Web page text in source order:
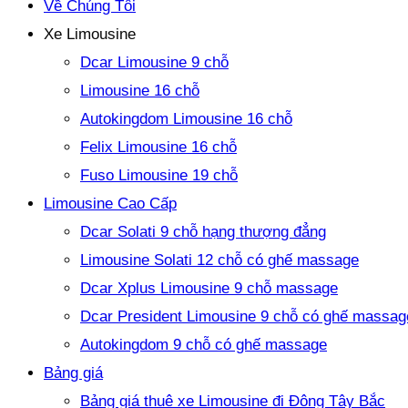
Về Chúng Tôi
Xe Limousine
Dcar Limousine 9 chỗ
Limousine 16 chỗ
Autokingdom Limousine 16 chỗ
Felix Limousine 16 chỗ
Fuso Limousine 19 chỗ
Limousine Cao Cấp
Dcar Solati 9 chỗ hạng thượng đẳng
Limousine Solati 12 chỗ có ghế massage
Dcar Xplus Limousine 9 chỗ massage
Dcar President Limousine 9 chỗ có ghế
Autokingdom 9 chỗ có ghế massage
Bảng giá
Bảng giá thuê xe Limousine đi Đông Tây Bắc